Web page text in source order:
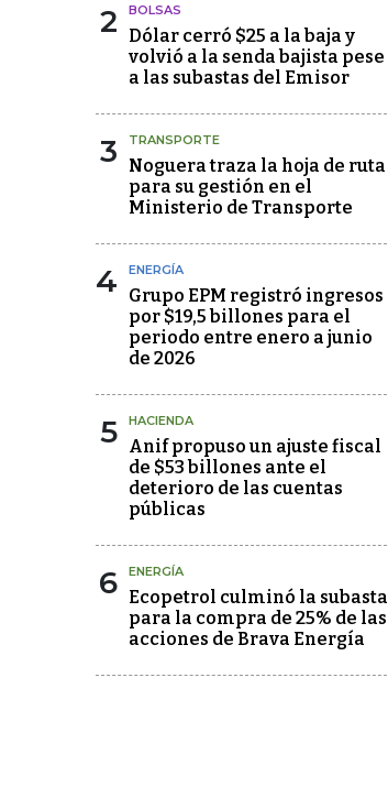
2 BOLSAS
Dólar cerró $25 a la baja y
volvió a la senda bajista pese
a las subastas del Emisor
3 TRANSPORTE
Noguera traza la hoja de ruta
para su gestión en el
Ministerio de Transporte
4 ENERGÍA
Grupo EPM registró ingresos
por $19,5 billones para el
periodo entre enero a junio
de 2026
5 HACIENDA
Anif propuso un ajuste fiscal
de $53 billones ante el
deterioro de las cuentas
públicas
6 ENERGÍA
Ecopetrol culminó la subasta
para la compra de 25% de las
acciones de Brava Energía